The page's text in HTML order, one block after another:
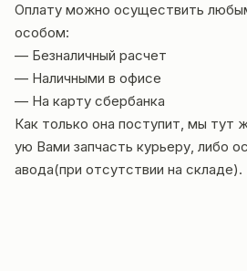
Оплату можно осуществить
особом:
— Безналичный расчет
— Наличными в офисе
— На карту сбербанка
Как только она поступит, мы тут
ую Вами запчасть курьеру, либо
авода(при отсутствии на складе).